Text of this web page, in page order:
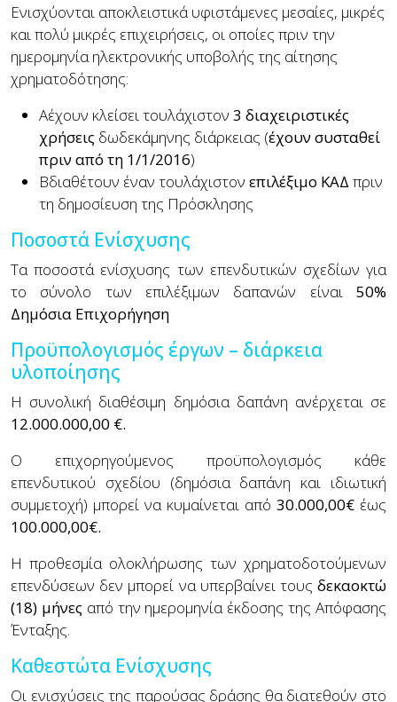
Ενισχύονται αποκλειστικά υφιστάμενες μεσαίες, μικρές
και πολύ μικρές επιχειρήσεις, οι οποίες πριν την
ημερομηνία ηλεκτρονικής υποβολής της αίτησης
χρηματοδότησης:
Αέχουν κλείσει τουλάχιστον 3 διαχειριστικές
χρήσεις δωδεκάμηνης διάρκειας (έχουν συσταθεί
πριν από τη 1/1/2016)
Βδιαθέτουν έναν τουλάχιστον επιλέξιμο ΚΑΔ πριν
τη δημοσίευση της Πρόσκλησης
Ποσοστά Ενίσχυσης
Τα ποσοστά ενίσχυσης των επενδυτικών σχεδίων για
το σύνολο των επιλέξιμων δαπανών είναι 50%
Δημόσια Επιχορήγηση
Προϋπολογισμός έργων – διάρκεια
υλοποίησης
Η συνολική διαθέσιμη δημόσια δαπάνη ανέρχεται σε
12.000.000,00 €.
Ο επιχορηγούμενος προϋπολογισμός κάθε
επενδυτικού σχεδίου (δημόσια δαπάνη και ιδιωτική
συμμετοχή) μπορεί να κυμαίνεται από 30.000,00€ έως
100.000,00€.
Η προθεσμία ολοκλήρωσης των χρηματοδοτούμενων
επενδύσεων δεν μπορεί να υπερβαίνει τους δεκαοκτώ
(18) μήνες από την ημερομηνία έκδοσης της Απόφασης
Ένταξης.
Καθεστώτα Ενίσχυσης
Οι ενισχύσεις της παρούσας δράσης θα διατεθούν στο